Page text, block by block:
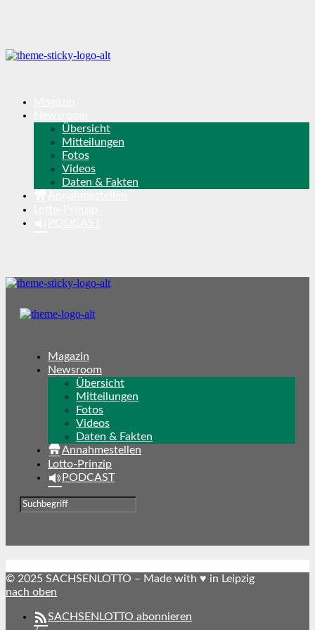
Übersicht
Mitteilungen
Fotos
Videos
Daten & Fakten
Magazin
Newsroom
Übersicht
Mitteilungen
Fotos
Videos
Daten & Fakten
Annahmestellen
Lotto-Prinzip
PODCAST
© 2025 SACHSENLOTTO – Made with ♥ in Leipzig
nach oben
SACHSENLOTTO abonnieren